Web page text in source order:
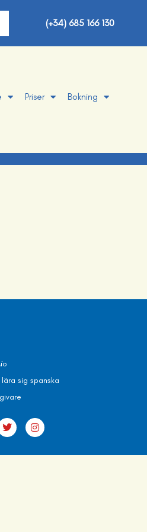
(+34) 685 166 130
Priser Bokning
sig spanska